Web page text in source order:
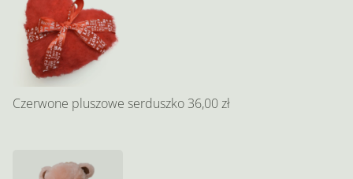
Czerwone pluszowe serduszko 36,00 zł